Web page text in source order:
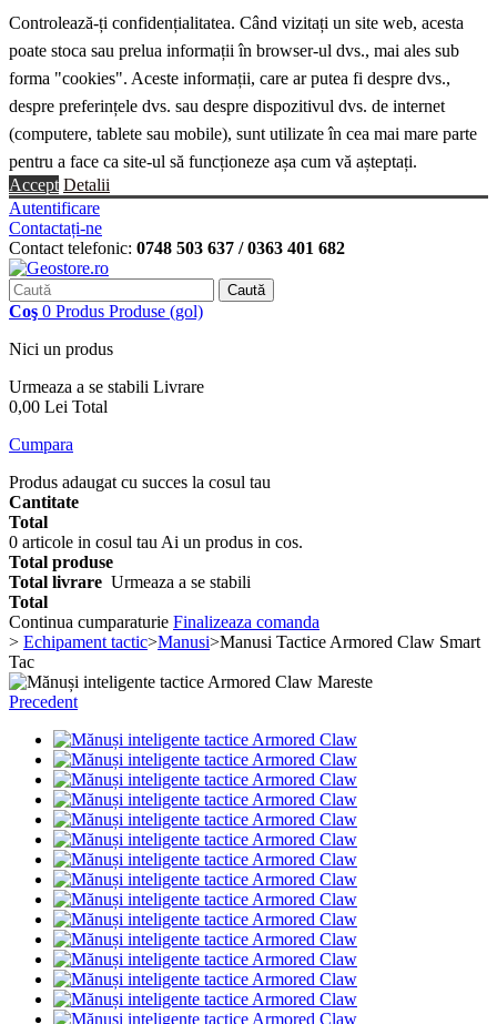
Controlează-ți confidențialitatea. Când vizitați un site web, acesta
poate stoca sau prelua informații în browser-ul dvs., mai ales sub
forma "cookies". Aceste informații, care ar putea fi despre dvs.,
despre preferințele dvs. sau despre dispozitivul dvs. de internet
(computere, tablete sau mobile), sunt utilizate în cea mai mare parte
pentru a face ca site-ul să funcționeze așa cum vă așteptați.
Accept Detalii
Autentificare
Contactați-ne
Contact telefonic: 0748 503 637 / 0363 401 682
Caută
Coş 0 Produs Produse (gol)
Nici un produs
Urmeaza a se stabili Livrare
0,00 Lei Total
Cumpara
Produs adaugat cu succes la cosul tau
Cantitate
Total
0 articole in cosul tau Ai un produs in cos.
Total produse
Total livrare Urmeaza a se stabili
Total
Continua cumparaturie Finalizeaza comanda
> Echipament tactic>Manusi>Manusi Tactice Armored Claw Smart
Tac
Mareste
Precedent